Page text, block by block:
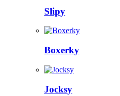
Slipy
Boxerky
Jocksy